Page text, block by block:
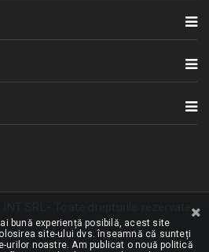
bună experiență posibilă, acest site
site-ului dvs. înseamnă că sunteți
urilor noastre. Am publicat o nouă politică